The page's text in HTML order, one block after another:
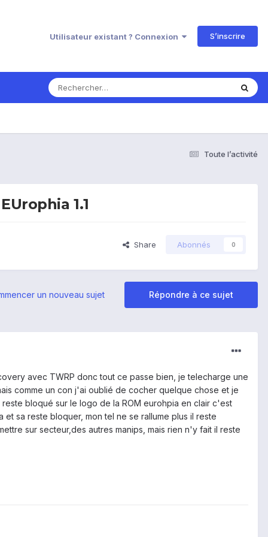
Utilisateur existant ? Connexion S’inscrire
Toute l’activité
1.1
Share Abonnés 0
Répondre à ce sujet
un nouveau sujet
avec TWRP donc tout ce passe bien, je telecharge une
comme un con j'ai oublié de cocher quelque chose et je
bloqué sur le logo de la ROM eurohpia en clair c'est
sa reste bloquer, mon tel ne se rallume plus il reste
sur secteur,des autres manips, mais rien n'y fait il reste